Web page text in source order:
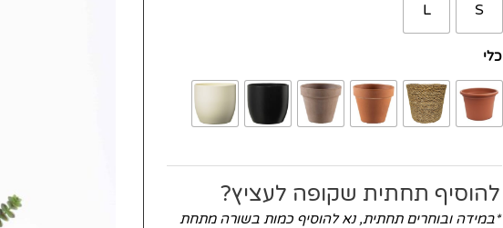
S
L
כלי
להוסיף תחתית שקופה לעציץ?
*במידה ובוחרים תחתית, נא להוסיף כמות בשורה מתחת